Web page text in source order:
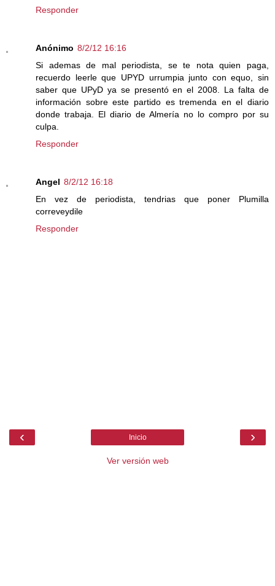
Responder
Anónimo 8/2/12 16:16
Si ademas de mal periodista, se te nota quien paga,
recuerdo leerle que UPYD urrumpia junto con equo, sin
saber que UPyD ya se presentó en el 2008. La falta de
información sobre este partido es tremenda en el diario
donde trabaja. El diario de Almería no lo compro por su
culpa.
Responder
Angel 8/2/12 16:18
En vez de periodista, tendrias que poner Plumilla
correveydile
Responder
‹ ›
Inicio
Ver versión web